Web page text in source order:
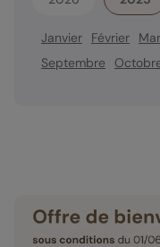
Janvier Février
Septembre